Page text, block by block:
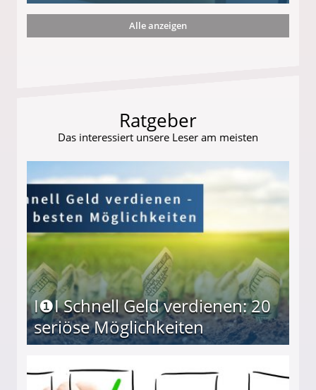
und wie viel?
Alle anzeigen
Ratgeber
Das interessiert unsere Leser am meisten
I❶I Schnell Geld verdienen: 20
seriöse Möglichkeiten